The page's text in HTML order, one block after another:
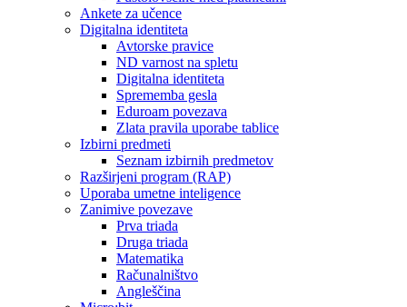
Ankete za učence
Digitalna identiteta
Avtorske pravice
ND varnost na spletu
Digitalna identiteta
Sprememba gesla
Eduroam povezava
Zlata pravila uporabe tablice
Izbirni predmeti
Seznam izbirnih predmetov
Razširjeni program (RAP)
Uporaba umetne inteligence
Zanimive povezave
Prva triada
Druga triada
Matematika
Računalništvo
Angleščina